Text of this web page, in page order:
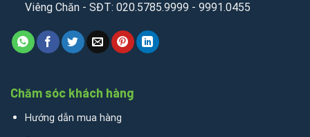
Viêng Chăn - SĐT: 020.5785.9999 - 9991.0455
Chăm sóc khách hàng
Hướng dẫn mua hàng